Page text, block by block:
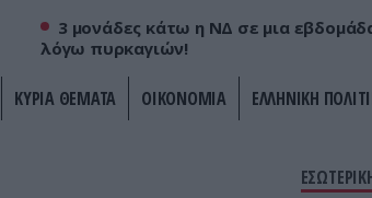
3 μονάδες κάτω η ΝΔ σε μια
λόγω πυρκαγιών!
ΚΥΡΙΑ ΘΕΜΑΤΑ ΟΙΚΟΝΟΜΙΑ ΕΛΛΗΝΙΚΗ